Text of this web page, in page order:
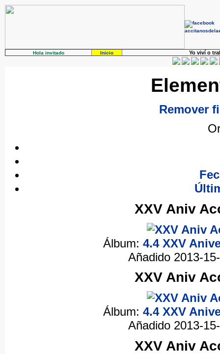
Hola invitado Inicio Yo viví o
Remover
XXV Aniv
Álbum: 4.4 XXV
Añadido 2013-
XXV Aniv
Álbum: 4.4 XXV
Añadido 2013-
XXV Aniv